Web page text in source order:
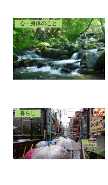
心・身体のこと
暮らし